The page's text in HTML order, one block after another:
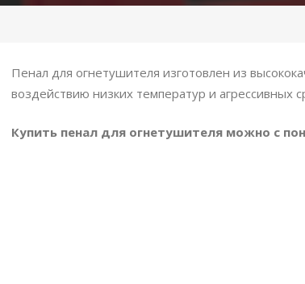
Пенал для огнетушителя изготовлен из
воздействию низких температур и агрессивных
Купить пенал для огнетушителя можно с